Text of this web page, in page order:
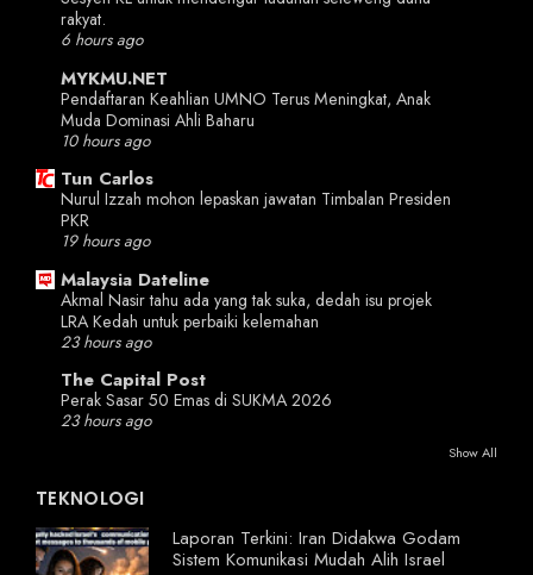
rakyat.
6 hours ago
MYKMU.NET
Pendaftaran Keahlian UMNO Terus Meningkat, Anak
Muda Dominasi Ahli Baharu
10 hours ago
Tun Carlos
Nurul Izzah mohon lepaskan jawatan Timbalan Presiden
PKR
19 hours ago
Malaysia Dateline
Akmal Nasir tahu ada yang tak suka, dedah isu projek
LRA Kedah untuk perbaiki kelemahan
23 hours ago
The Capital Post
Perak Sasar 50 Emas di SUKMA 2026
23 hours ago
Show All
TEKNOLOGI
Laporan Terkini: Iran Didakwa Godam
Sistem Komunikasi Mudah Alih Israel